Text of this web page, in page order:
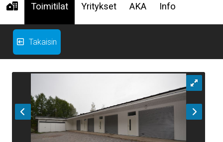
Toimitilat Yritykset AKA Info
Takaisin